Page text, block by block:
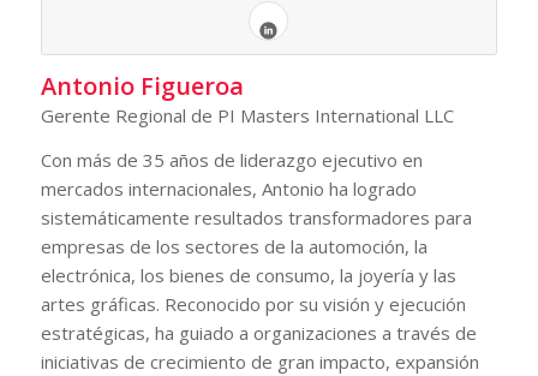
Antonio Figueroa
Gerente Regional de PI Masters International LLC
Con más de 35 años de liderazgo ejecutivo en
mercados internacionales, Antonio ha logrado
sistemáticamente resultados transformadores para
empresas de los sectores de la automoción, la
electrónica, los bienes de consumo, la joyería y las
artes gráficas. Reconocido por su visión y ejecución
estratégicas, ha guiado a organizaciones a través de
iniciativas de crecimiento de gran impacto, expansión